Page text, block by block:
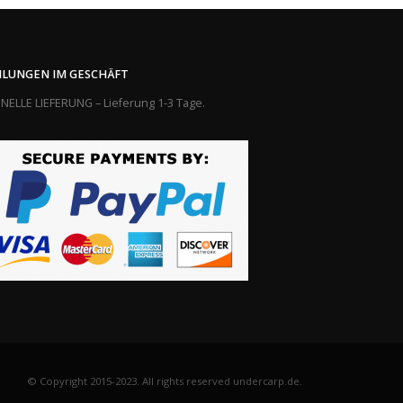
IM GESCHÄFT
LIEFERUNG – Lieferung 1-3 Tage.
© Copyright 2015-2023. All rights reserved undercarp.de.